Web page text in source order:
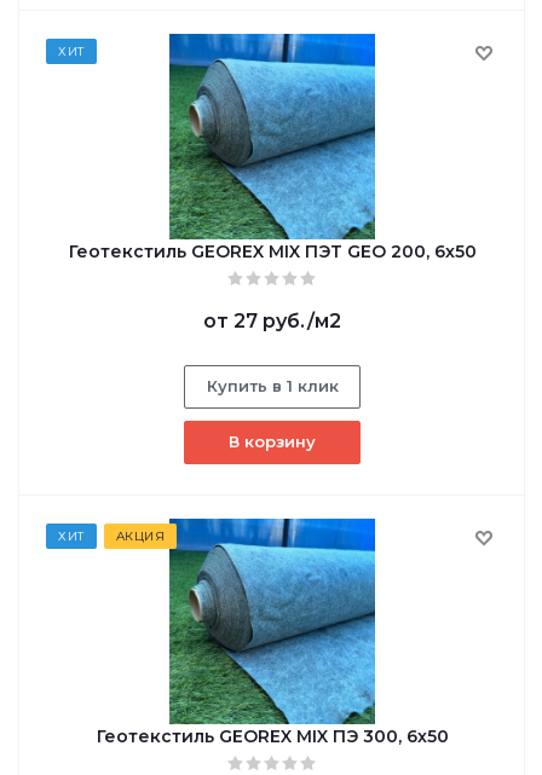
ХИТ
Геотекстиль GEОREX MIX ПЭТ GEO 200, 6х50
от 27 руб./м2
Купить в 1 клик
В корзину
ХИТ АКЦИЯ
Геотекстиль GEOREX MIX ПЭ 300, 6х50